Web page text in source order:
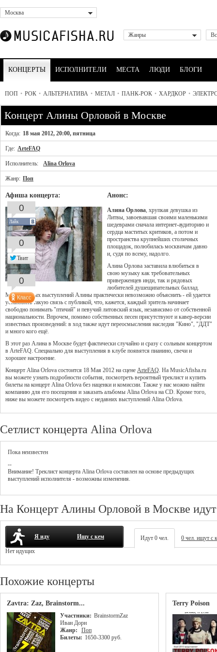
Москва
Жанры
КОНЦЕРТЫ ИСПОЛНИТЕЛИ МЕСТА ЛЮДИ БЛОГИ
ПОП • РОК • АЛЬТЕРНАТИВА • МЕТАЛ • ПАНК-РОК • ХАРДКОР •
Концерт Алины Орловой в Москве
Когда: 18 мая 2012, 20:00, пятница
Где: ArteFAQ
Исполнитель: Alina Orlova
Жанр: Поп
Афиша концерта: Анонс:
Алина Орлова, хрупкая девушка из
Литвы, завоевавшая своими маленькими
шедеврами сначала интернет-аудиторию и
сердца маститых критиков, а потом и
пространства крупнейших столичных
площадок, полюбилась москвичам давно
и, судя по всему, надолго.
Алина Орлова заставила влюбиться в
свою музыку как требовательных
приверженцев инди, так и рядовых
любителей душещипательных баллад.
Магию живых выступлений Алины практически невозможно объяснить - ей удается
установить такую связь с публикой, что, кажется, каждый зритель начинает
свободно понимать "птичий" и певучий литовский язык, независимо от собственной
национальности. Впрочем, помимо собственных песен присутствуют и кавер-версии
известных произведений: в ход также идут переосмысления наследия "Кино", "ДДТ"
и много кого ещё.
В этот раз Алина в Москве будет фактически случайно и сразу с сольным концертом
в ArteFAQ. Специально для выступления в клубе появятся пианино, свечи и
хорошее настроение.
Концерт Alina Orlova состоится 18 Мая 2012 на сцене ArteFAQ. На MusicAfisha.ru
вы можете узнать подробности события, посмотреть вероятный треклист и купить
билеты на концерт Alina Orlova без наценки и комиссии. Также у нас можно найти
компанию для его посещения и заказать альбомы Alina Orlova на CD. Кроме того,
ниже вы можете посмотреть видео с недавних выступлений Alina Orlova.
Сетлист концерта Alina Orlova
Пока неизвестен
--
Внимание! Треклист концерта Alina Orlova составлен на основе предыдущих
выступлений исполнителя - возможны изменения.
На Концерт Алины Орловой в Москве идут
Я иду Ищу с кем Идут 0 чел.
0 чел. ищут с
Нет идущих
Похожие концерты
Zavtra: Zaz, Brainstorm...
Участники: BrainstormZaz
Иван Дорн
Жанр:
Поп
Билеты: 1650-3300 руб.
Terry Poison
0
Лайк
0
Твит
0